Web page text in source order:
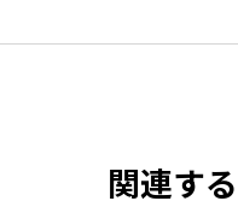
関連す